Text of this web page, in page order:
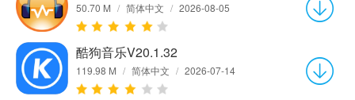
50.70 M / 简体中文 / 2026-08-05
酷狗音乐V20.1.32
119.98 M / 简体中文 / 2026-07-14